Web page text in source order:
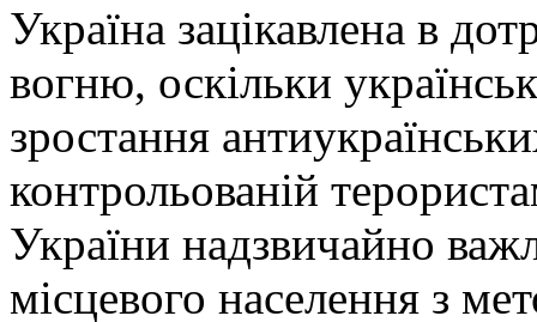
Україна зацікавлена в
вогню, оскільки
зростання
контрольованій
України надзвичайно
місцевого населення з